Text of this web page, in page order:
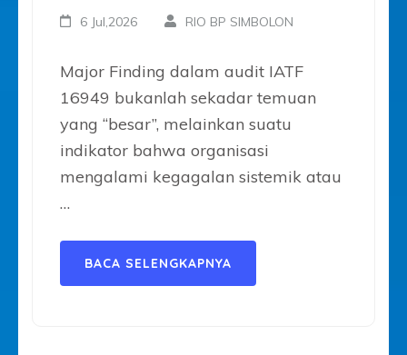
6 Jul,2026 RIO BP SIMBOLON
Major Finding dalam audit IATF
16949 bukanlah sekadar temuan
yang “besar”, melainkan suatu
indikator bahwa organisasi
mengalami kegagalan sistemik atau
…
BACA SELENGKAPNYA